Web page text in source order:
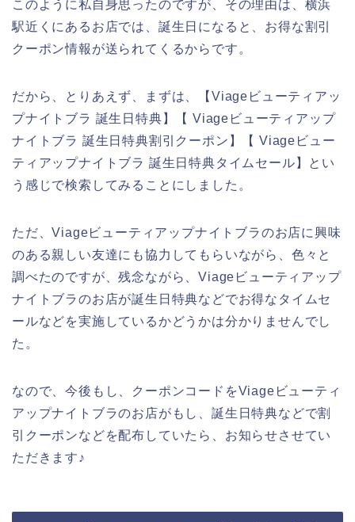
このように私自身思ったのですが、その理由は、横浜
駅近くにあるお店では、誕生日になると、お得な割引
クーポン情報が送られてくるからです。
だから、とりあえず、まずは、【Viageビューティアッ
プナイトブラ 誕生日特典】【 Viageビューティアップ
ナイトブラ 誕生日特典割引クーポン】【 Viageビュー
ティアップナイトブラ 誕生日特典タイムセール】とい
う感じで検索してみることにしました。
ただ、Viageビューティアップナイトブラのお店に興味
のある親しい友達にも協力してもらいながら、色々と
調べたのですが、残念ながら、Viageビューティアップ
ナイトブラのお店が誕生日特典などでお得なタイムセ
ールなどを実施しているかどうかは分かりませんでし
た。
なので、今後もし、クーポンコードをViageビューティ
アップナイトブラのお店がもし、誕生日特典などで割
引クーポンなどを配布していたら、お知らせさせてい
ただきます♪